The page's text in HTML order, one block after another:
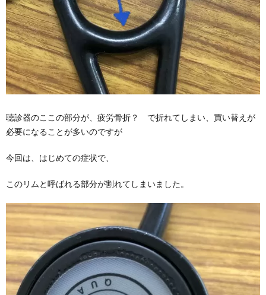
聴診器のここの部分が、疲労骨折？ で折れてしまい、買い替えが
必要になることが多いのですが
今回は、はじめての症状で、
このリムと呼ばれる部分が割れてしまいました。